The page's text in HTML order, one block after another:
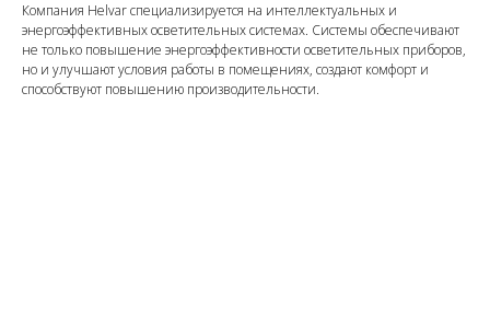
Компания Helvar специализируется на интеллектуальных и
энергоэффективных осветительных системах. Системы обеспечивают
не только повышение энергоэффективности осветительных приборов,
но и улучшают условия работы в помещениях, создают комфорт и
способствуют повышению производительности.